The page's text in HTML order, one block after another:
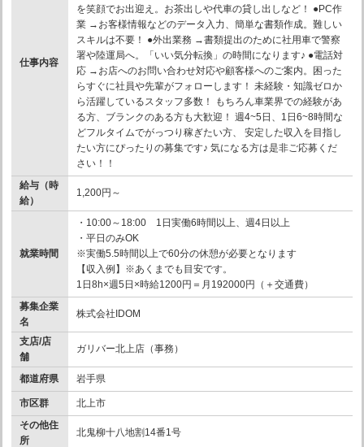
仕事内容
を笑顔でお出迎え。お茶出しや代車の貸し出しなど！ ●PC作
業 →お客様情報などのデータ入力、簡単な書類作成。難しい
スキルは不要！ ●外出業務 →書類提出のために社用車で警察
署や陸運局へ。「いい気分転換」の時間になります♪ ●電話対
応 →お店へのお問い合わせ対応や顧客様へのご案内。困った
らすぐに社員や先輩がフォローします！ 未経験・知識ゼロか
ら活躍しているスタッフ多数！ もちろん車業界での経験があ
る方、ブランクのある方も大歓迎！ 週4~5日、1日6~8時間な
どフルタイムでがっつり稼ぎたい方、 安定した収入を目指し
たい方にぴったりの募集です♪ 気になる方は是非ご応募くだ
さい！！
給与（時
給）
1,200円～
就業時間
・10:00～18:00 1日実働6時間以上、週4日以上
・平日のみOK
※実働5.5時間以上で60分の休憩が必要となります
【収入例】※あくまでも目安です。
1日8h×週5日×時給1200円＝月192000円（＋交通費）
募集企業
名
株式会社IDOM
支店/店
舗
ガリバー北上店（事務）
都道府県 岩手県
市区群
北上市
その他住
所
北鬼柳十八地割14番1号